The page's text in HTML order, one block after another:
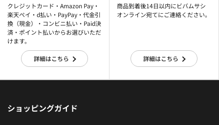
クレジットカード・Amazon Pay・
楽天ぺイ・d払い・PayPay・代金引
換（現金）・コンビニ払い・Paid決
済・ポイント払いからお選びいただ
けます。
詳細はこちら
商品到着後14日以内にビバムサシ
オンライン宛てにご連絡ください。
詳細はこちら
ショッピングガイド